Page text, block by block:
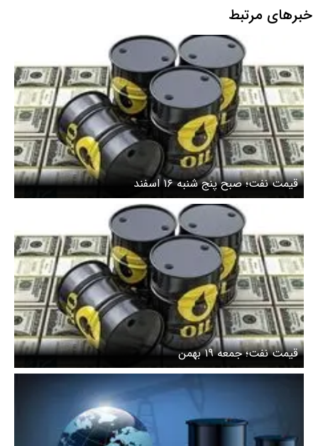
خبرهای مرتبط
قیمت نفت؛ صبح پنج شنبه ۱۶ اسفند
قیمت نفت؛ جمعه ۱۹ بهمن